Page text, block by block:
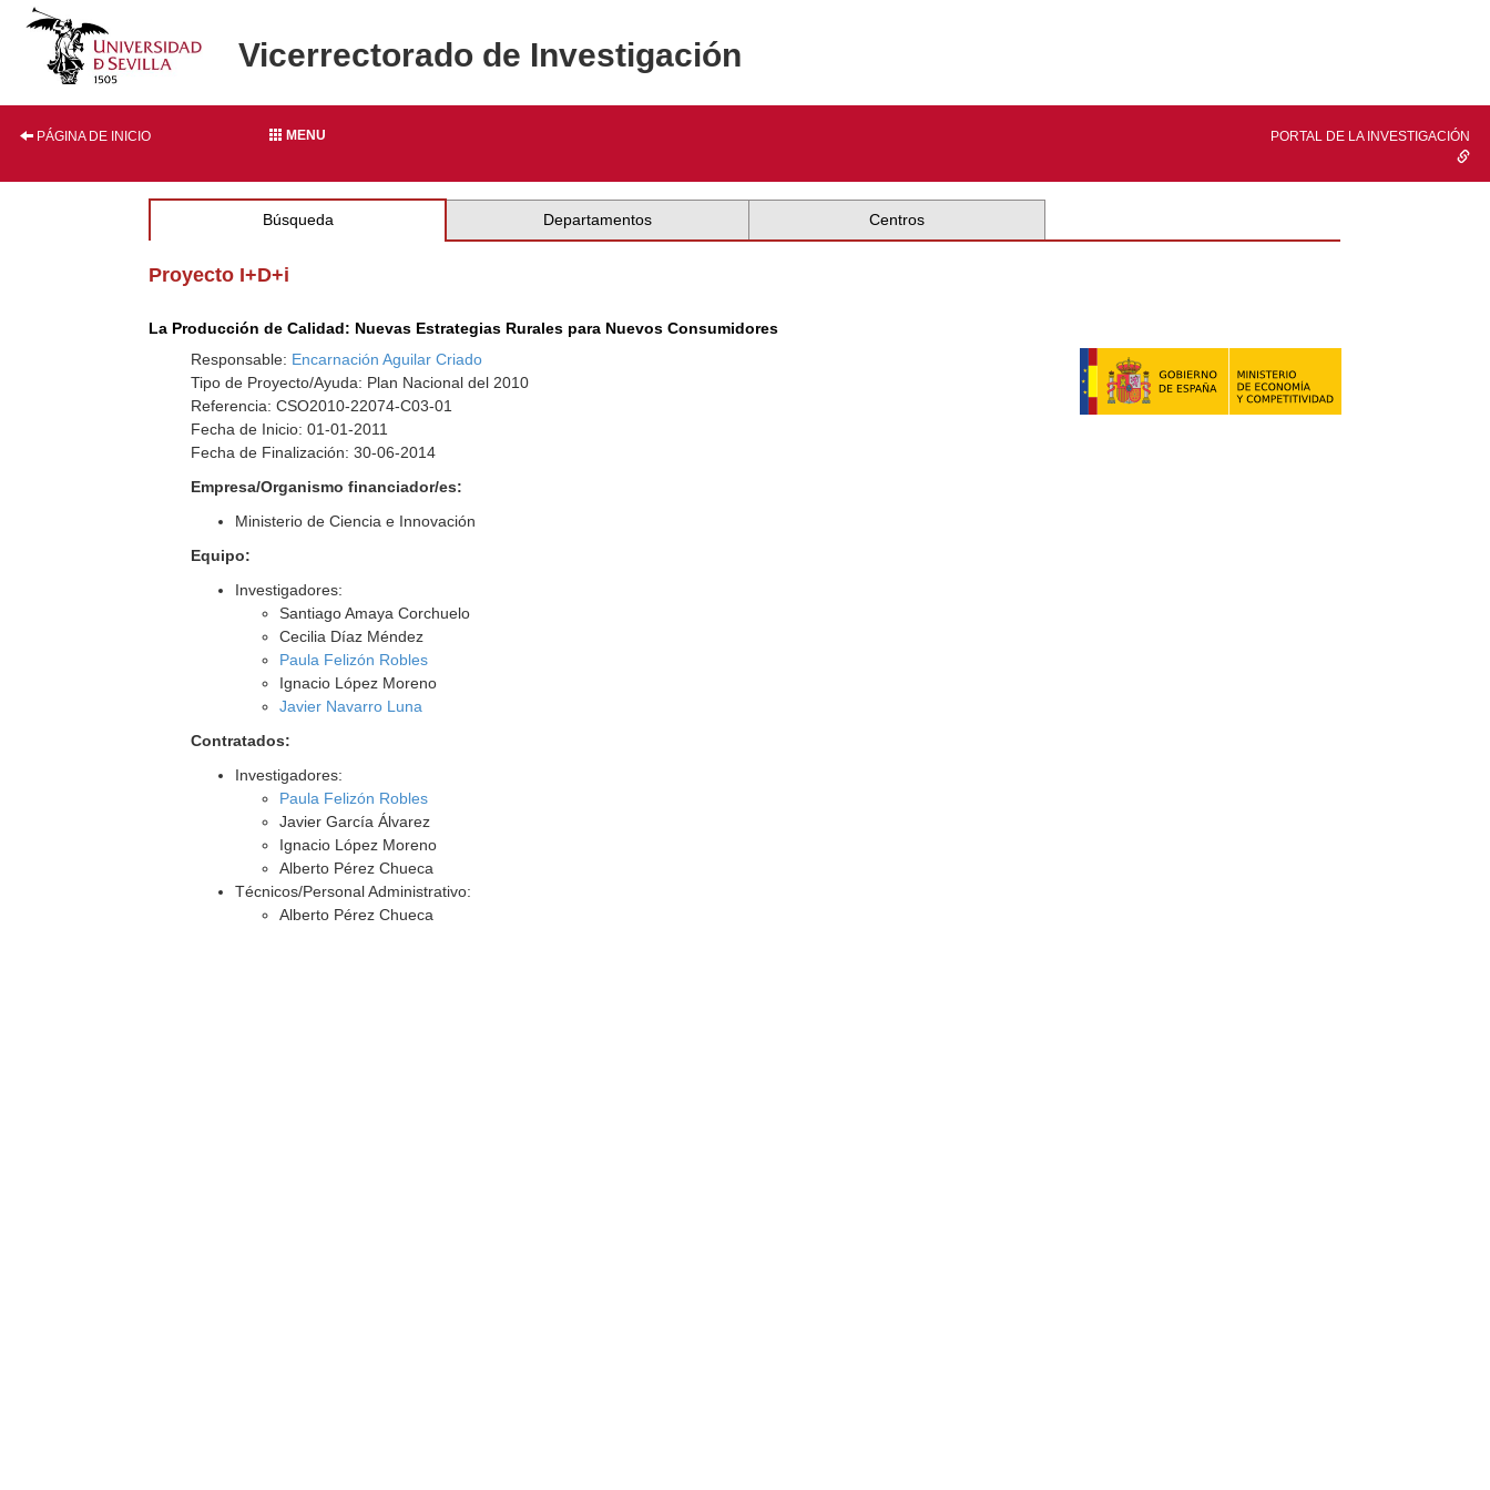
Vicerrectorado de Investigación
PÁGINA DE INICIO MENU PORTAL DE LA INVESTIGACIÓN
Búsqueda Departamentos Centros
Proyecto I+D+i
La Producción de Calidad: Nuevas Estrategias Rurales para Nuevos Consumidores
Responsable: Encarnación Aguilar Criado
Tipo de Proyecto/Ayuda: Plan Nacional del 2010
Referencia: CSO2010-22074-C03-01
Fecha de Inicio: 01-01-2011
Fecha de Finalización: 30-06-2014
Empresa/Organismo financiador/es:
Ministerio de Ciencia e Innovación
Equipo:
Investigadores:
Santiago Amaya Corchuelo
Cecilia Díaz Méndez
Paula Felizón Robles
Ignacio López Moreno
Javier Navarro Luna
Contratados:
Investigadores:
Paula Felizón Robles
Javier García Álvarez
Ignacio López Moreno
Alberto Pérez Chueca
Técnicos/Personal Administrativo:
Alberto Pérez Chueca